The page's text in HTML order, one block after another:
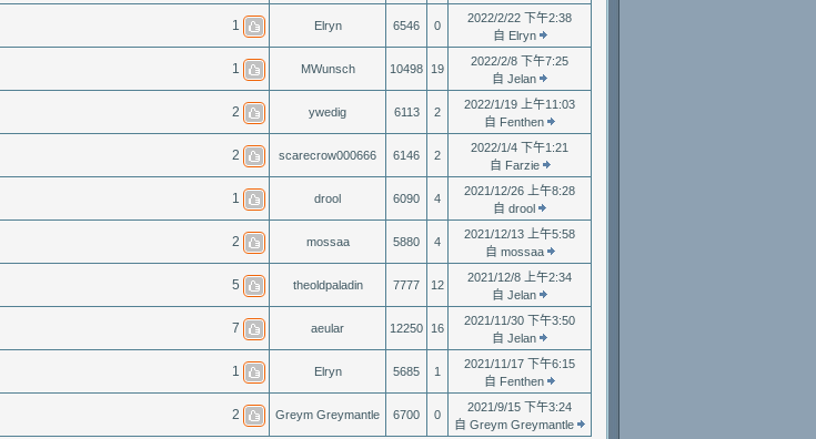
1 Elryn 6546 0
2022/2/22 下午2:38
自 Elryn
1 MWunsch 10498 19
2022/2/8 下午7:25
自 Jelan
2 ywedig 6113 2
2022/1/19 上午11:03
自 Fenthen
2 scarecrow000666 6146 2
2022/1/4 下午1:21
自 Farzie
1 drool 6090 4
2021/12/26 上午8:28
自 drool
2 mossaa 5880 4
2021/12/13 上午5:58
自 mossaa
5 theoldpaladin 7777 12
2021/12/8 上午2:34
自 Jelan
7 aeular 12250 16
2021/11/30 下午3:50
自 Jelan
1 Elryn 5685 1
2021/11/17 下午6:15
自 Fenthen
2 Greym Greymantle 6700 0
2021/9/15 下午3:24
自 Greym Greymantle